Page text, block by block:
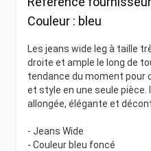
Couleur : bleu
Les jeans wide leg à taille
droite et ample le long de
tendance du moment pour
et style en une seule
allongée, élégante et
- Jeans Wide
- Couleur bleu foncé